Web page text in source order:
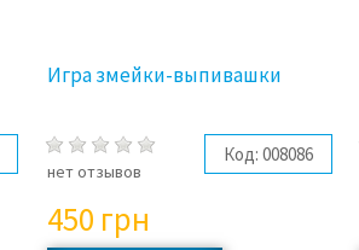
Игра змейки-выпивашки
нет отзывов
Код: 008086
450 грн